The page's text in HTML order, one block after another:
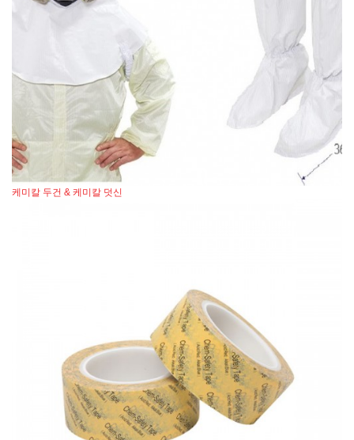
케미칼 두건 & 케미칼 덧신